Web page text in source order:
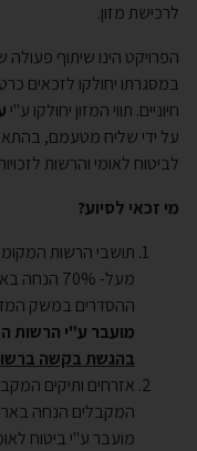
לרכישת מזון.
הפרויקט הינו שיתוף
במסגרתו יחולקו לזכאים
חיוניים. תווי המזון יחולקו ע"י
על ידי שליח מטעמם,
לביטוח לאומי והרשות
מי זכאי לסיוע?
תושבי הרשות
ההסדרים במשק
מועבר ע"י הרשות
בהגשת בקשה
אזרחים ותיקים
המקבלים הנחה בארנונה בגובה
מועבר ע"י ביטוח